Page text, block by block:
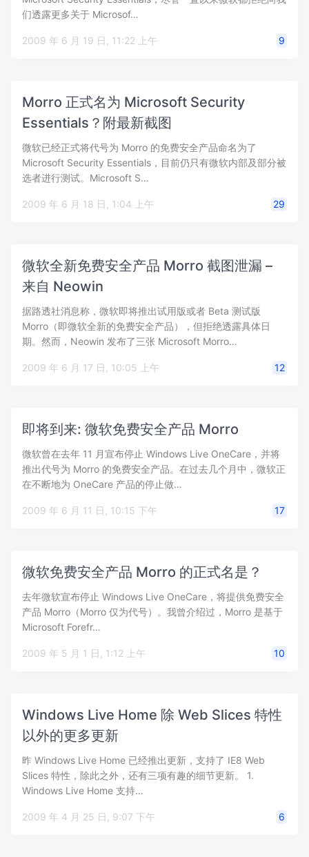
们透露更多关于 Microsof…
2009 年 6 月 19 日, 11:22 上午 9
Morro 正式名为 Microsoft Security
Essentials？附最新截图
微软已经正式将代号为 Morro 的免费安全产品命名为了
Microsoft Security Essentials，目前仍只有微软内部及部分被
选者进行测试。Microsoft S…
2009 年 6 月 18 日, 1:04 上午 29
微软全新免费安全产品 Morro 截图泄漏 –
来自 Neowin
据路透社消息称，微软即将推出试用版或者 Beta 测试版
Morro（即微软全新的免费安全产品），但拒绝透露具体日
期。然而，Neowin 发布了三张 Microsoft Morro…
2009 年 6 月 17 日, 10:05 上午 12
即将到来: 微软免费安全产品 Morro
微软曾在去年 11 月宣布停止 Windows Live OneCare，并将
推出代号为 Morro 的免费安全产品。在过去几个月中，微软正
在不断地为 OneCare 产品的停止做…
2009 年 6 月 11 日, 10:15 下午 17
微软免费安全产品 Morro 的正式名是？
去年微软宣布停止 Windows Live OneCare，将提供免费安全
产品 Morro（Morro 仅为代号）。我曾介绍过，Morro 是基于
Microsoft Forefr…
2009 年 5 月 1 日, 1:12 上午 10
Windows Live Home 除 Web Slices 特性
以外的更多更新
昨 Windows Live Home 已经推出更新，支持了 IE8 Web
Slices 特性，除此之外，还有三项有趣的细节更新。 1.
Windows Live Home 支持…
2009 年 4 月 25 日, 9:07 下午 6